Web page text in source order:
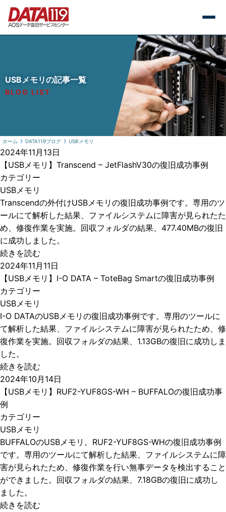
USBメモリの記事一覧
BLOG LIST
ホーム DATA119ブログ USBメモリ
2024年11月13日
【USBメモリ】Transcend – JetFlashV30の復旧成功事例
カテゴリー
USBメモリ
Transcendの外付けUSBメモリの復旧成功事例です。専用のツ
ールにて解析した結果、ファイルシステムに障害が見られたた
め、修復作業を実施。回収フォルダの結果、477.40MBの復旧
に成功しました。
続きを読む
2024年11月11日
【USBメモリ】I-O DATA – ToteBag Smartの復旧成功事例
カテゴリー
USBメモリ
I-O DATAのUSBメモリの復旧成功事例です。専用のツールに
て解析した結果、ファイルシステムに障害が見られたため、修
復作業を実施。回収フォルダの結果、1.13GBの復旧に成功しま
した。
続きを読む
2024年10月14日
【USBメモリ】RUF2-YUF8GS-WH – BUFFALOの復旧成功事
例
カテゴリー
USBメモリ
BUFFALOのUSBメモリ。RUF2-YUF8GS-WHの復旧成功事例
です。専用のツールにて解析した結果、ファイルシステムに障
害が見られたため、修復作業を行い無事データを検出すること
ができました。回収フォルダの結果、7.18GBの復旧に成功し
ました。
続きを読む